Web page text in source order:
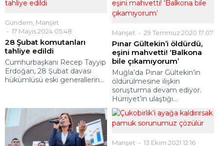
Gündem Manşet
17 Mayıs 2024 05:48
28 Şubat komutanları
tahliye edildi
Cumhurbaşkanı Recep Tayyip
Erdoğan, 28 Şubat davası
hükümlüsü eski generallerin...
Manşet 29 Temmuz 2020 17:07
Pınar Gültekin’i öldürdü,
eşini mahvetti! ‘Balkona
bile çıkamıyorum’
Muğla’da Pınar Gültekin’in
öldürülmesine ilişkin
soruşturma devam ediyor.
Hürriyet’in ulaştığı...
Manşet 13 Ekim 2021 12:16